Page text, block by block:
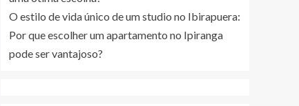
O estilo de vida único de um studio no Ibirapuera:
Por que escolher um apartamento no Ipiranga
pode ser vantajoso?